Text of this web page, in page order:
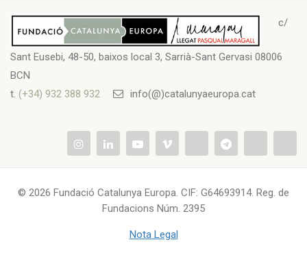
c/
Sant Eusebi, 48-50, baixos local 3, Sarrià-Sant Gervasi 08006
BCN
t. (+34) 932 388 932 info(@)catalunyaeuropa.cat
© 2026 Fundació Catalunya Europa. CIF: G64693914. Reg. de
Fundacions Núm. 2395
Nota Legal